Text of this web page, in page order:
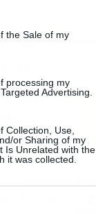
specified purposes
the Sale of my
processing my
Advertising.
Collection, Use,
or Sharing of my
Is Unrelated with the
it was collected.
προβλέπουν
σε δημόσια […]
(vid)
Χρόνια